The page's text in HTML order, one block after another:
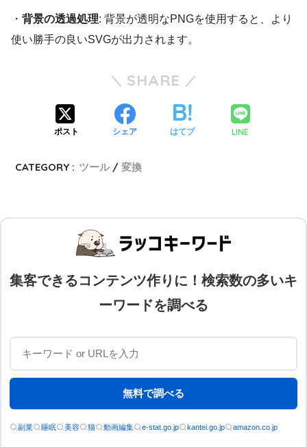
・ 背景の透過処理: 背景が透明なPNGを使用すると、より
使い勝手の良いSVGが出力されます。
SHARE
ポスト シェア はてブ LINE
CATEGORY : ツール 変換
集客できるコンテンツ作りに！検索数の多いキ
ーワードを調べる
無料で調べる
副業 睡眠 美容 猫 動画編集 e-stat.go.jp kantei.go.jp amazon.co.jp